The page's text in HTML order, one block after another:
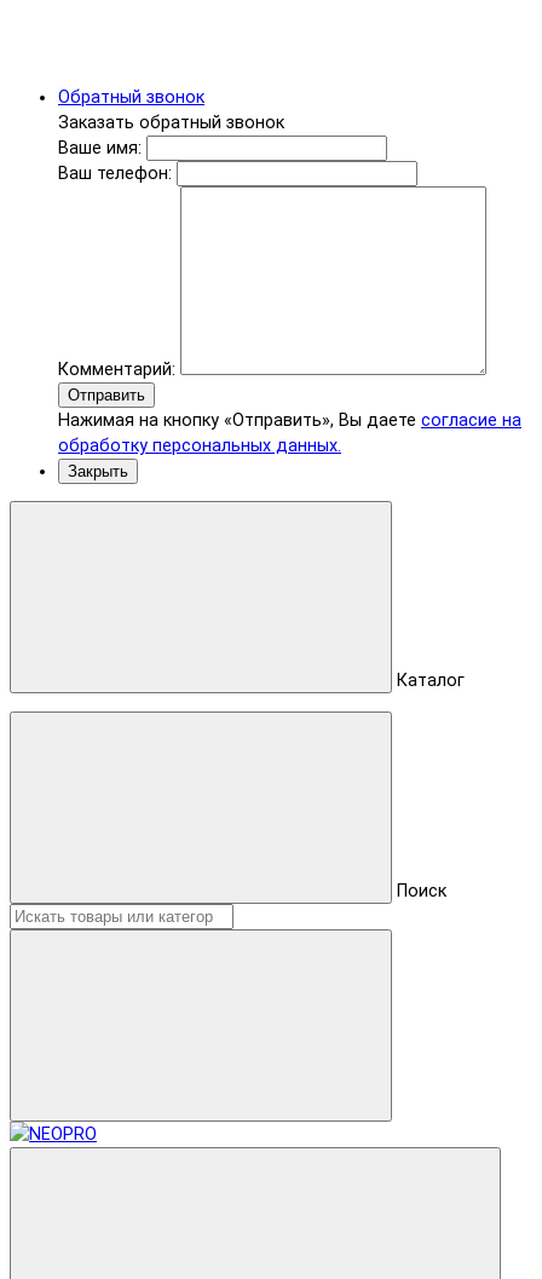
Обратный звонок
Заказать обратный звонок
Ваше имя:
Ваш телефон:
Комментарий:
Отправить
Нажимая на кнопку «Отправить», Вы даете согласие на
обработку персональных данных.
Закрыть
Каталог
Поиск